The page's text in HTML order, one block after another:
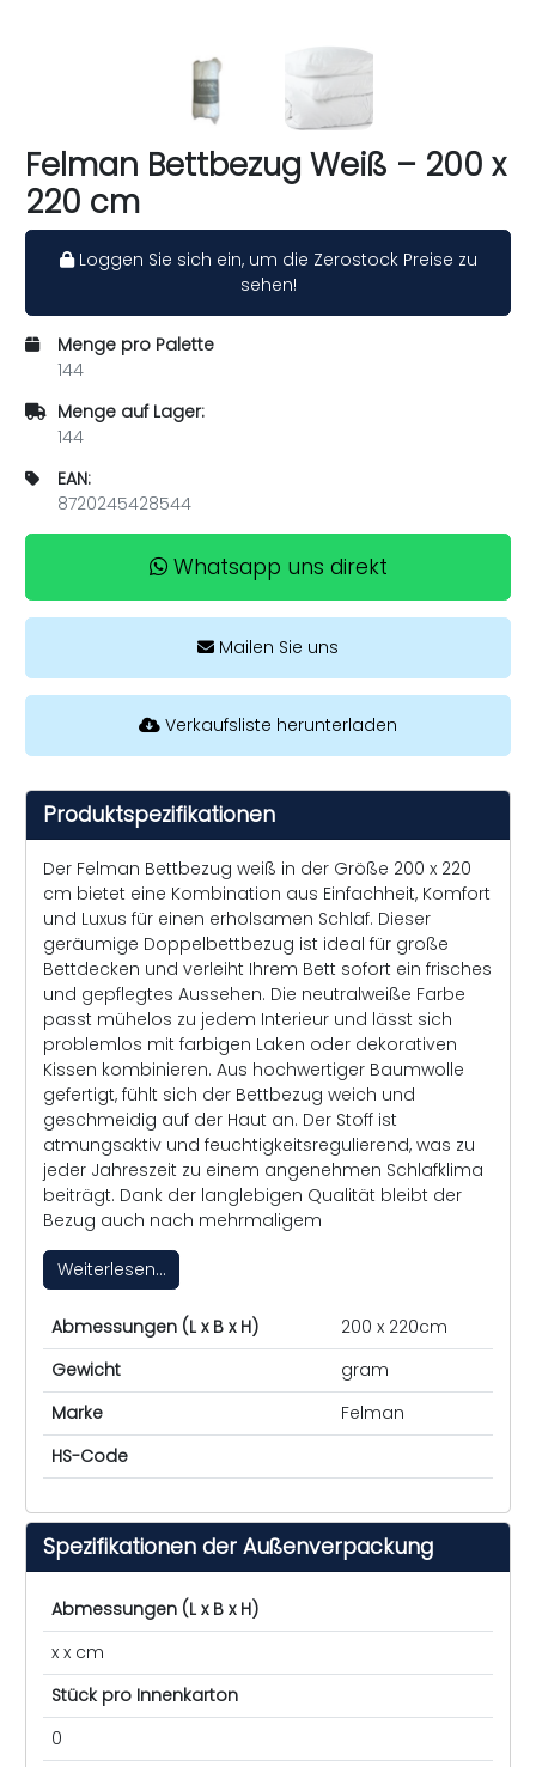
Felman Bettbezug Weiß – 200 x
220 cm
Loggen Sie sich ein, um die Zerostock Preise zu
sehen!
Menge pro Palette
144
Menge auf Lager:
144
EAN:
8720245428544
Whatsapp uns direkt
Mailen Sie uns
Verkaufsliste herunterladen
Produktspezifikationen
Der Felman Bettbezug weiß in der Größe 200 x 220
cm bietet eine Kombination aus Einfachheit, Komfort
und Luxus für einen erholsamen Schlaf. Dieser
geräumige Doppelbettbezug ist ideal für große
Bettdecken und verleiht Ihrem Bett sofort ein frisches
und gepflegtes Aussehen. Die neutralweiße Farbe
passt mühelos zu jedem Interieur und lässt sich
problemlos mit farbigen Laken oder dekorativen
Kissen kombinieren. Aus hochwertiger Baumwolle
gefertigt, fühlt sich der Bettbezug weich und
geschmeidig auf der Haut an. Der Stoff ist
atmungsaktiv und feuchtigkeitsregulierend, was zu
jeder Jahreszeit zu einem angenehmen Schlafklima
beiträgt. Dank der langlebigen Qualität bleibt der
Bezug auch nach mehrmaligem
Weiterlesen...
Abmessungen (L x B x H)
200 x 220cm
Gewicht
gram
Marke
Felman
HS-Code
Spezifikationen der Außenverpackung
Abmessungen (L x B x H)
x x cm
Stück pro Innenkarton
0